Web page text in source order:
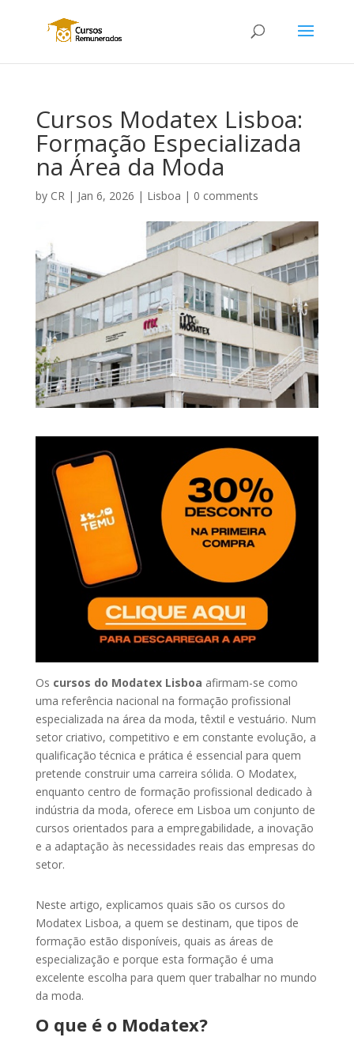
Cursos Modatex Lisboa:
Formação Especializada
na Área da Moda
by CR| Jan 6, 2026 | Lisboa | 0 comments
Os cursos do Modatex Lisboa afirmam-se como
uma referência nacional na formação profissional
especializada na área da moda, têxtil e vestuário. Num
setor criativo, competitivo e em constante evolução, a
qualificação técnica e prática é essencial para quem
pretende construir uma carreira sólida. O Modatex,
enquanto centro de formação profissional dedicado à
indústria da moda, oferece em Lisboa um conjunto de
cursos orientados para a empregabilidade, a inovação
e a adaptação às necessidades reais das empresas do
setor.
Neste artigo, explicamos quais são os cursos do
Modatex Lisboa, a quem se destinam, que tipos de
formação estão disponíveis, quais as áreas de
especialização e porque esta formação é uma
excelente escolha para quem quer trabalhar no mundo
da moda.
O que é o Modatex?